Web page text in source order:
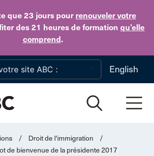
que 23 jours pour renouveler votre
des 21 heures de formation qu’elle
comprend.
Skip to main content
English
/ Droit de l'immigration
/
de bienvenue de la présidente 2017